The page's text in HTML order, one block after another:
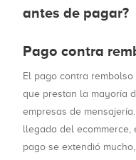
antes de pagar?
Pago contra
El pago contra
que prestan la mayoría
empresas de
llegada del ecommerce,
pago se extendió